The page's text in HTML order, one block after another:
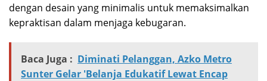
dengan desain yang minimalis untuk memaksimalkan
kepraktisan dalam menjaga kebugaran.
Baca Juga : Diminati Pelanggan, Azko Metro
Sunter Gelar 'Belanja Edukatif Lewat Encap